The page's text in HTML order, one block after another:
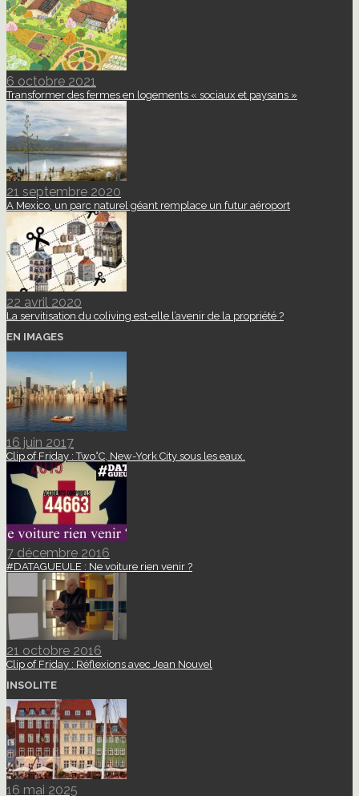
6 octobre 2021
Transformer des fermes en logements « sociaux et paysans »
21 septembre 2020
A Mexico, un parc naturel géant remplace un futur aéroport
22 avril 2020
La servitisation du coliving est-elle l’avenir de la propriété ?
EN IMAGES
16 juin 2017
Clip of Friday : Two°C, New-York City sous les eaux.
7 décembre 2016
#DATAGUEULE : Ne voiture rien venir ?
21 octobre 2016
Clip of Friday : Réflexions avec Jean Nouvel
INSOLITE
16 mai 2025